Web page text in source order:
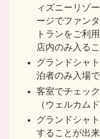
ィズニーリゾ
ージでファン
トランをご利
店内のみ入る
グランドシャ
泊者のみ入場
客室でチェッ
（ウェルカム
グランドシャ
することが出